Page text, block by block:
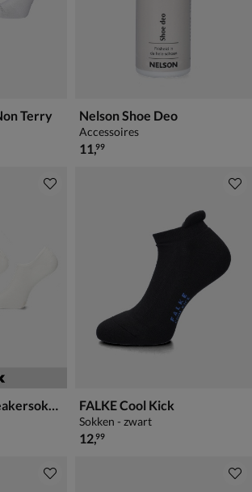
Terry Nelson Shoe Deo
Accessoires
€ 11,99
11,99
Nelson 3-Pack Sneakersokken FALKE Cool Kick
Sokken - zwart
€ 12,99
12,99